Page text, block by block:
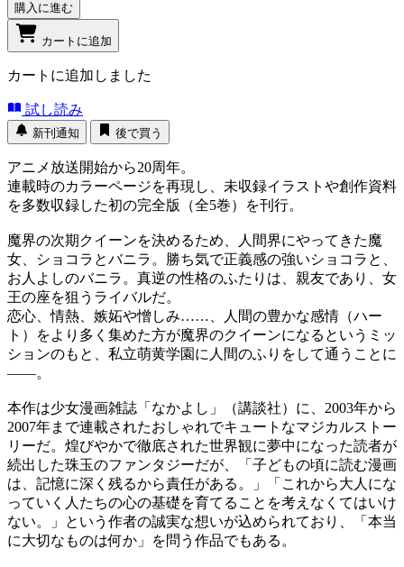
購入に進む
カートに追加
カートに追加しました
試し読み
新刊通知 後で買う
アニメ放送開始から20周年。
連載時のカラーページを再現し、未収録イラストや創作資料
を多数収録した初の完全版（全5巻）を刊行。
魔界の次期クイーンを決めるため、人間界にやってきた魔
女、ショコラとバニラ。勝ち気で正義感の強いショコラと、
お人よしのバニラ。真逆の性格のふたりは、親友であり、女
王の座を狙うライバルだ。
恋心、情熱、嫉妬や憎しみ……、人間の豊かな感情（ハー
ト）をより多く集めた方が魔界のクイーンになるというミッ
ションのもと、私立萌黄学園に人間のふりをして通うことに
――。
本作は少女漫画雑誌「なかよし」（講談社）に、2003年から
2007年まで連載されたおしゃれでキュートなマジカルストー
リーだ。煌びやかで徹底された世界観に夢中になった読者が
続出した珠玉のファンタジーだが、「子どもの頃に読む漫画
は、記憶に深く残るから責任がある。」「これから大人にな
っていく人たちの心の基礎を育てることを考えなくてはいけ
ない。」という作者の誠実な想いが込められており、「本当
に大切なものは何か」を問う作品でもある。